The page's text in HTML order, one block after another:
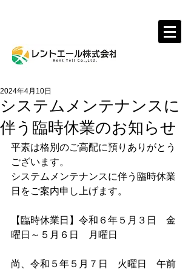
レントール株式会社
システムメンテナンスに
伴う臨時休業のお知らせ
2024年4月10日
平素は格別のご高配に預りありがとう
ございます。
システムメンテナンスに伴う臨時休業
日をご案内申し上げます。
【臨時休業日】令和６年５月３日　金
曜日～５月６日　月曜日
尚、令和５年５月７日　火曜日　午前